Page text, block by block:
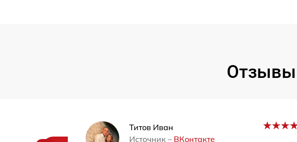
Отзывы
Титов Иван
Источник – ВКонтакте